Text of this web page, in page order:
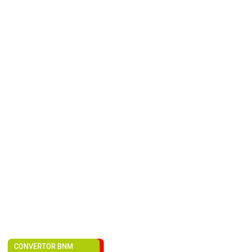
CONVERTOR BNM